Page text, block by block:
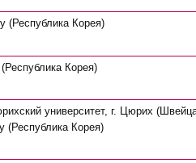
(Республика Корея)
Корея)
университет, г. Цюрих
(Республика Корея)